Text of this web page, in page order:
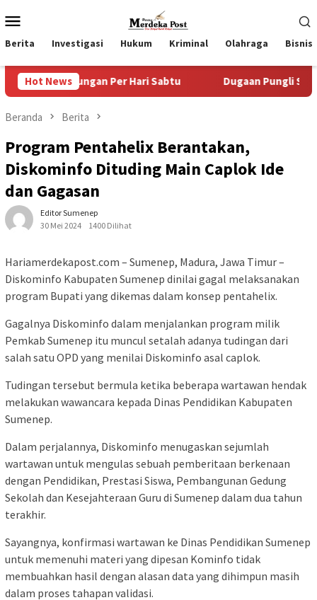
ke
kontenMobile
Berita Investigasi Hukum Kriminal Olahraga Bisnis
Hot News
Per Hari Sabtu Dugaan Pungli SKAB di BPRD
Beranda Berita
Program Pentahelix Berantakan,
Diskominfo Dituding Main Caplok Ide
dan Gagasan
Editor Sumenep
30 Mei 2024
1400 Dilihat
Hariamerdekapost.com – Sumenep, Madura, Jawa Timur –
Diskominfo Kabupaten Sumenep dinilai gagal melaksanakan
program Bupati yang dikemas dalam konsep pentahelix.
Gagalnya Diskominfo dalam menjalankan program milik
Pemkab Sumenep itu muncul setalah adanya tudingan dari
salah satu OPD yang menilai Diskominfo asal caplok.
Tudingan tersebut bermula ketika beberapa wartawan hendak
melakukan wawancara kepada Dinas Pendidikan Kabupaten
Sumenep.
Dalam perjalannya, Diskominfo menugaskan sejumlah
wartawan untuk mengulas sebuah pemberitaan berkenaan
dengan Pendidikan, Prestasi Siswa, Pembangunan Gedung
Sekolah dan Kesejahteraan Guru di Sumenep dalam dua tahun
terakhir.
Sayangnya, konfirmasi wartawan ke Dinas Pendidikan Sumenep
untuk memenuhi materi yang dipesan Kominfo tidak
membuahkan hasil dengan alasan data yang dihimpun masih
dalam proses tahapan validasi.